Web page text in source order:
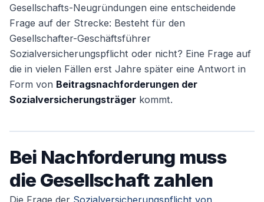
Selbstständig / Unternehmer
Angestellter
Gesellschafts-Neugründungen eine entscheidende
Frage auf der Strecke: Besteht für den
Gesellschafter-Geschäftsführer
Sozialversicherungspflicht oder nicht? Eine Frage auf
die in vielen Fällen erst Jahre später eine Antwort in
Form von Beitragsnachforderungen der
Sozialversicherungsträger kommt.
Bei Nachforderung muss
die Gesellschaft zahlen
Die Frage der Sozialversicherungspflicht von